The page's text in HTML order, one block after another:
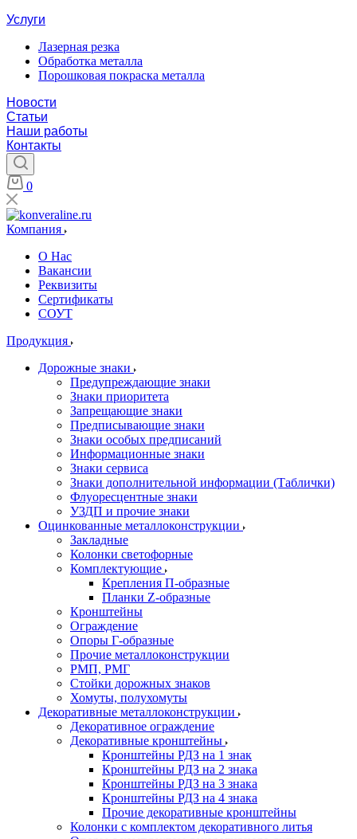
Услуги
Лазерная резка
Обработка металла
Порошковая покраска металла
Новости
Статьи
Наши работы
Контакты
0
Компания
О Нас
Вакансии
Реквизиты
Сертификаты
СОУТ
Продукция
Дорожные знаки
Предупреждающие знаки
Знаки приоритета
Запрещающие знаки
Предписывающие знаки
Знаки особых предписаний
Информационные знаки
Знаки сервиса
Знаки дополнительной информации (Таблички)
Флуоресцентные знаки
УЗДП и прочие знаки
Оцинкованные металлоконструкции
Закладные
Колонки светофорные
Комплектующие
Крепления П-образные
Планки Z-образные
Кронштейны
Ограждение
Опоры Г-образные
Прочие металлоконструкции
РМП, РМГ
Стойки дорожных знаков
Хомуты, полухомуты
Декоративные металлоконструкции
Декоративное ограждение
Декоративные кронштейны
Кронштейны РДЗ на 1 знак
Кронштейны РДЗ на 2 знака
Кронштейны РДЗ на 3 знака
Кронштейны РДЗ на 4 знака
Прочие декоративные кронштейны
Колонки с комплектом декоративного литья